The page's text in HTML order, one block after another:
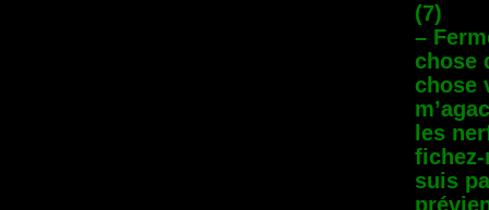
(7)
–
chose
chose
les
suis